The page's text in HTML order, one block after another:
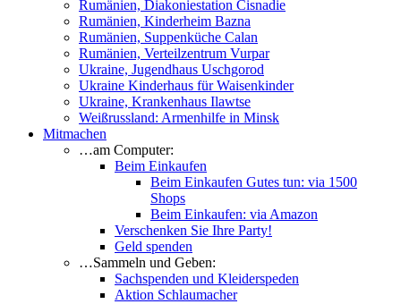
Rumänien, Diakoniestation Cisnadie
Rumänien, Kinderheim Bazna
Rumänien, Suppenküche Calan
Rumänien, Verteilzentrum Vurpar
Ukraine, Jugendhaus Uschgorod
Ukraine Kinderhaus für Waisenkinder
Ukraine, Krankenhaus Ilawtse
Weißrussland: Armenhilfe in Minsk
Mitmachen
…am Computer:
Beim Einkaufen
Beim Einkaufen Gutes tun: via 1500
Shops
Beim Einkaufen: via Amazon
Verschenken Sie Ihre Party!
Geld spenden
…Sammeln und Geben:
Sachspenden und Kleiderspeden
Aktion Schlaumacher